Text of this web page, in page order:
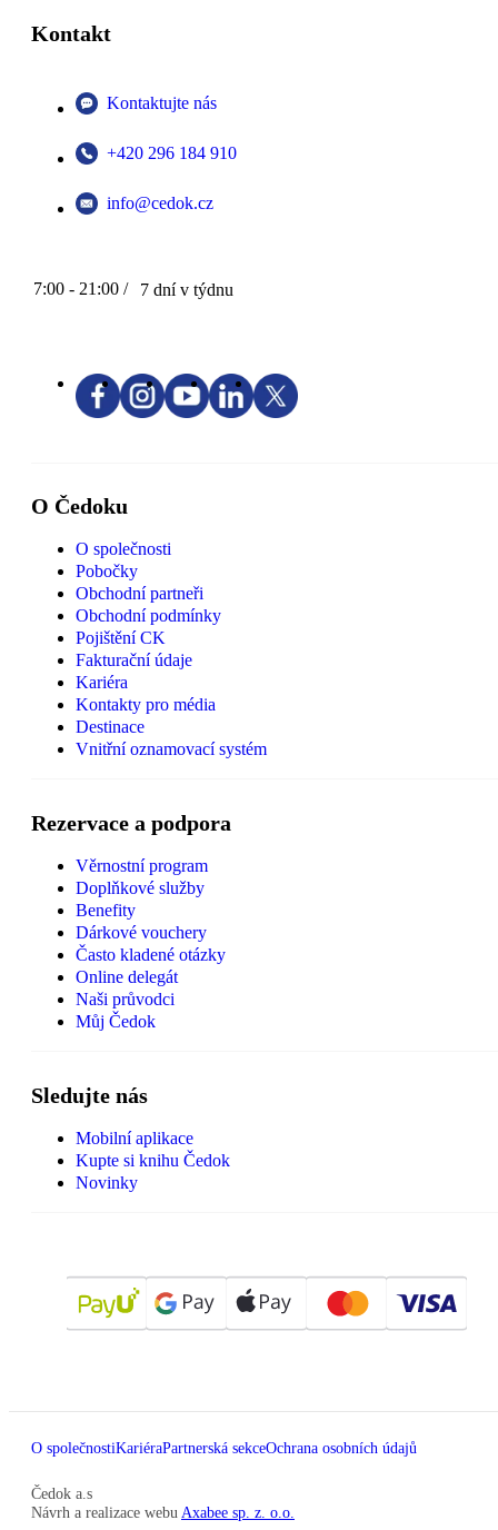
Kontakt
Kontaktujte nás
+420 296 184 910
info@cedok.cz
7:00 - 21:00 / 7 dní v týdnu
O Čedoku
O společnosti
Pobočky
Obchodní partneři
Obchodní podmínky
Pojištění CK
Fakturační údaje
Kariéra
Kontakty pro média
Destinace
Vnitřní oznamovací systém
Rezervace a podpora
Věrnostní program
Doplňkové služby
Benefity
Dárkové vouchery
Často kladené otázky
Online delegát
Naši průvodci
Můj Čedok
Sledujte nás
Mobilní aplikace
Kupte si knihu Čedok
Novinky
O společnostiKariéraPartnerská sekceOchrana osobních údajů
Čedok a.s
Návrh a realizace webu Axabee sp. z. o.o.